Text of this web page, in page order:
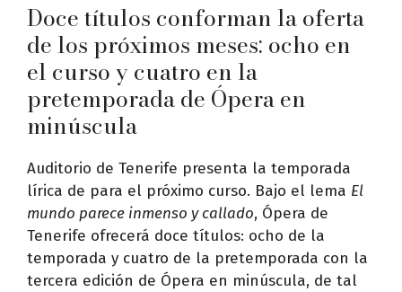
Doce títulos conforman la oferta
de los próximos meses: ocho en
el curso y cuatro en la
pretemporada de Ópera en
minúscula
Auditorio de Tenerife presenta la temporada
lírica de para el próximo curso. Bajo el lema El
mundo parece inmenso y callado, Ópera de
Tenerife ofrecerá doce títulos: ocho de la
temporada y cuatro de la pretemporada con la
tercera edición de Ópera en minúscula, de tal